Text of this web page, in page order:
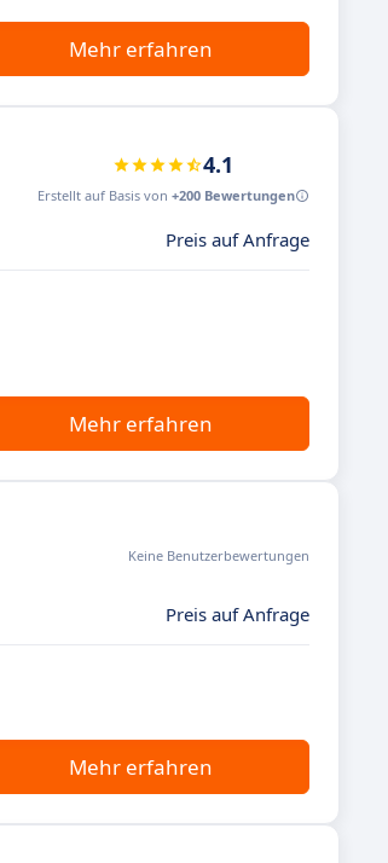
Mehr erfahren
4.1
Erstellt auf Basis von +200 Bewertungen
Preis auf Anfrage
Mehr erfahren
Keine Benutzerbewertungen
Preis auf Anfrage
Mehr erfahren